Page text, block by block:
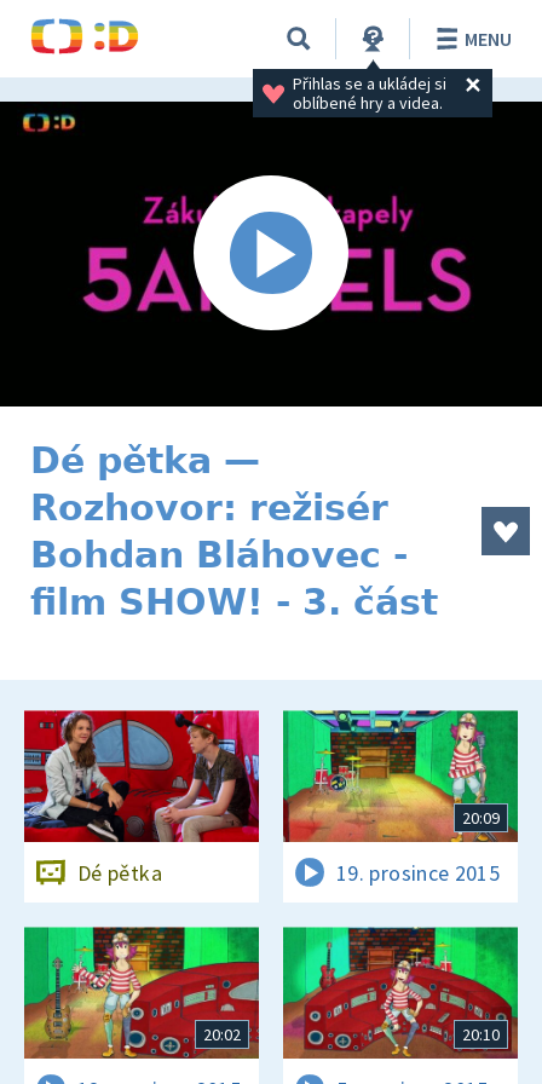
Přihlas se a ukládej si
oblíbené hry a videa.
MENU
Dé pětka —
Rozhovor: režisér
Bohdan Bláhovec -
film SHOW! - 3. část
Dé pětka
20:09
19. prosince 2015
20:02 20:10